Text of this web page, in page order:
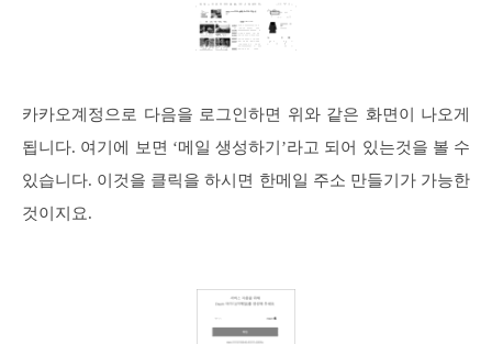
카카오계정으로 다음을 로그인하면 위와 같은 화면이 나오게
됩니다. 여기에 보면 ‘메일 생성하기’라고 되어 있는것을 볼 수
있습니다. 이것을 클릭을 하시면 한메일 주소 만들기가 가능한
것이지요.